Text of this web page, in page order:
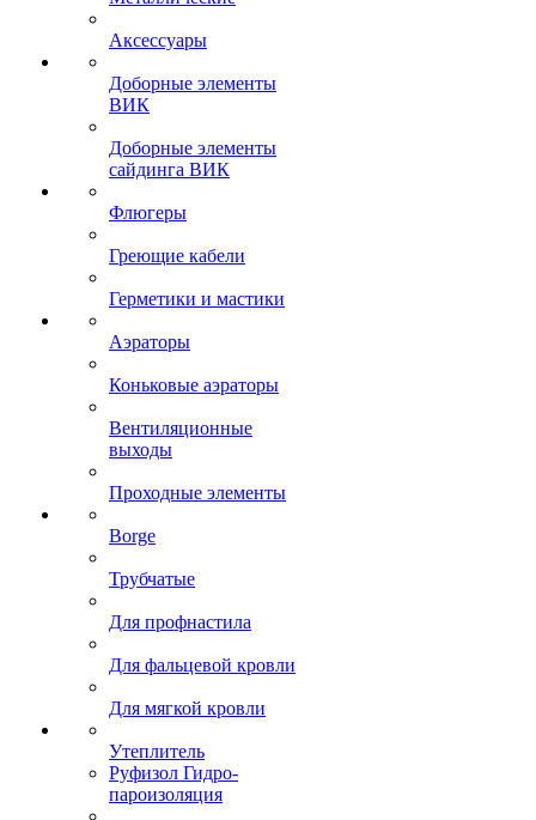
Аксессуары
Доборные элементы
ВИК
Доборные элементы
сайдинга ВИК
Флюгеры
Греющие кабели
Герметики и мастики
Аэраторы
Коньковые аэраторы
Вентиляционные
выходы
Проходные элементы
Borge
Трубчатые
Для профнастила
Для фальцевой кровли
Для мягкой кровли
Утеплитель
Руфизол Гидро-
пароизоляция